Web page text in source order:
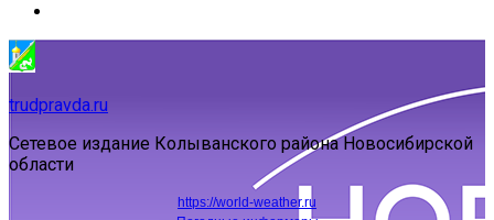
trudpravda.ru
Сетевое издание Колыванского района Новосибирской
области
https://world-weather.ru